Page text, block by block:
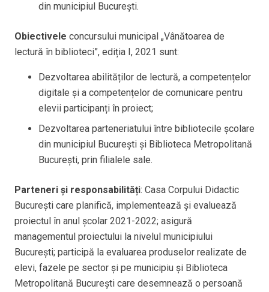
din municipiul București.
Obiectivele concursului municipal „Vânătoarea de
lectură în biblioteci”, ediția I, 2021 sunt:
Dezvoltarea abilităților de lectură, a competențelor
digitale și a competențelor de comunicare pentru
elevii participanți în proiect;
Dezvoltarea parteneriatului între bibliotecile școlare
din municipiul București și Biblioteca Metropolitană
București, prin filialele sale.
Parteneri și responsabilități: Casa Corpului Didactic
București care planifică, implementează și evaluează
proiectul în anul școlar 2021-2022; asigură
managementul proiectului la nivelul municipiului
București; participă la evaluarea produselor realizate de
elevi, fazele pe sector și pe municipiu și Biblioteca
Metropolitană București care desemnează o persoană